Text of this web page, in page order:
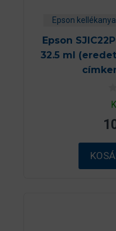
Epson
Epson
32.5 ml
0
a
b
ő
l